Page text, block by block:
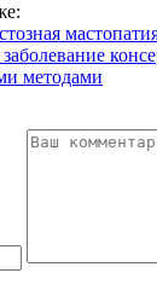
методами